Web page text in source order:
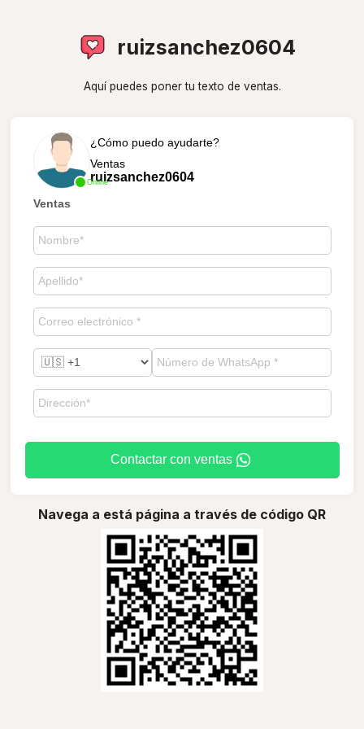
ruizsanchez0604
Aquí puedes poner tu texto de ventas.
Online
¿Cómo puedo ayudarte?
Ventas
ruizsanchez0604
Ventas
Contactar con ventas
Navega a está página a través de código QR